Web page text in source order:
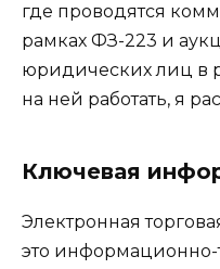
где проводятся
рамках ФЗ-223 и
юридических лиц в
на ней работать, я
Ключевая
Электронная
это